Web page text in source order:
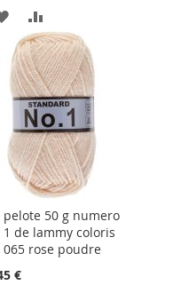
AJOUTER
À
LA
LISTE
D'ACHATS
AU
COMPARATEUR
pelote 50 g numero
1 de lammy coloris
065 rose poudre
€
Ajouter
au
panier